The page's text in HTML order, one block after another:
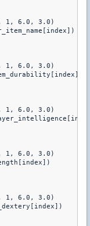
1, 6.0, 3.0)
1, 6.0, 3.0)
1, 6.0, 3.0)
1, 6.0, 3.0)
1, 6.0, 3.0)